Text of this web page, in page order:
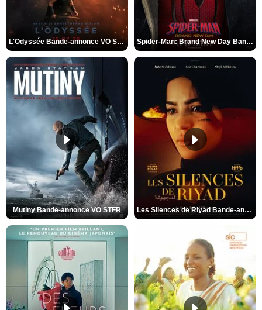
L'Odyssée Bande-annonce VO STFR Spider-Man: Brand New Day Bande-annonce VO STFR
Mutiny Bande-annonce VO STFR Les Silences de Riyad Bande-annonce VO STFR